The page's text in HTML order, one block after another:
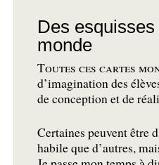
Des
monde
Toutes ces cartes
d’imagination des
de conception et de
Certaines peuvent être
habile que d’autres,